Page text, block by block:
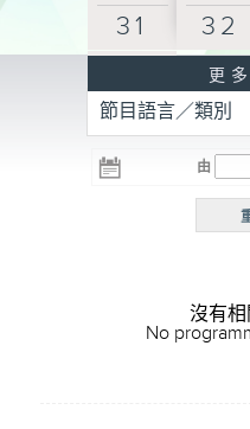
31 32
R3
電台 電台
R5
更
節目語言／類別
由
沒有
No